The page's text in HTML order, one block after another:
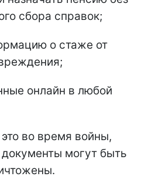
сбора справок;
о стаже от
онлайн в любой
во время войны,
могут быть